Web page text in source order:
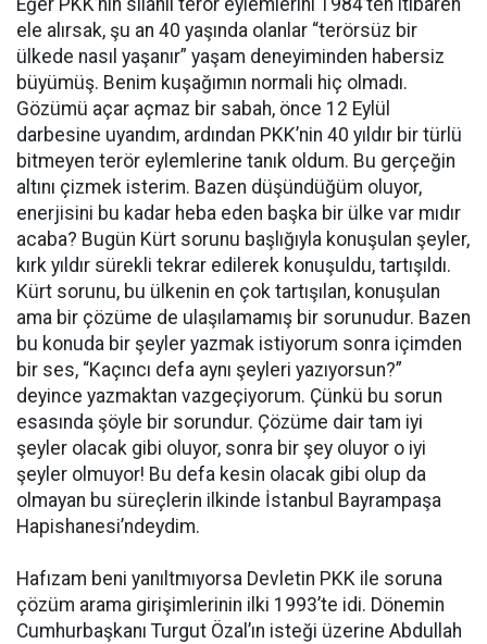
ele alırsak, şu an 40 yaşında olanlar “terörsüz bir
ülkede nasıl yaşanır” yaşam deneyiminden habersiz
büyümüş. Benim kuşağımın normali hiç olmadı.
Gözümü açar açmaz bir sabah, önce 12 Eylül
darbesine uyandım, ardından PKK’nin 40 yıldır bir türlü
bitmeyen terör eylemlerine tanık oldum. Bu gerçeğin
altını çizmek isterim. Bazen düşündüğüm oluyor,
enerjisini bu kadar heba eden başka bir ülke var mıdır
acaba? Bugün Kürt sorunu başlığıyla konuşulan şeyler,
kırk yıldır sürekli tekrar edilerek konuşuldu, tartışıldı.
Kürt sorunu, bu ülkenin en çok tartışılan, konuşulan
ama bir çözüme de ulaşılamamış bir sorunudur. Bazen
bu konuda bir şeyler yazmak istiyorum sonra içimden
bir ses, “Kaçıncı defa aynı şeyleri yazıyorsun?”
deyince yazmaktan vazgeçiyorum. Çünkü bu sorun
esasında şöyle bir sorundur. Çözüme dair tam iyi
şeyler olacak gibi oluyor, sonra bir şey oluyor o iyi
şeyler olmuyor! Bu defa kesin olacak gibi olup da
olmayan bu süreçlerin ilkinde İstanbul Bayrampaşa
Hapishanesi’ndeydim.
Hafızam beni yanıltmıyorsa Devletin PKK ile soruna
çözüm arama girişimlerinin ilki 1993’te idi. Dönemin
Cumhurbaşkanı Turgut Özal’ın isteği üzerine Abdullah